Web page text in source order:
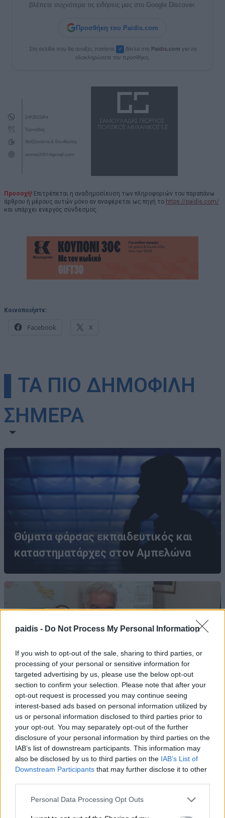
paidis - Do Not Process My Personal Information
If you wish to opt-out of the sale, sharing to third parties, or
processing of your personal or sensitive information for
targeted advertising by us, please use the below opt-out
section to confirm your selection. Please note that after your
opt-out request is processed you may continue seeing
interest-based ads based on personal information utilized by
us or personal information disclosed to third parties prior to
your opt-out. You may separately opt-out of the further
disclosure of your personal information by third parties on the
IAB’s list of downstream participants. This information may
also be disclosed by us to third parties on the IAB’s List of
Downstream Participants that may further disclose it to other
Personal Data Processing Opt Outs
βλέπετε συχνότερα τις ειδήσεις μας στο Google Discover.
Προσθήκη του Paidis.com
Στη σελίδα που θα ανοίξει, πατήστε ✓ δίπλα στο Paidis.com για να
ολοκληρώσετε την προσθήκη.
Προσοχή! Επιτρέπεται η αναδημοσίευση των πληροφοριών του παραπάνω
άρθρου ή μέρους αυτών μόνο αν αναφέρεται ως πηγή το https://paidis.com/
και υπάρχει ενεργός σύνδεσμος.
Κοινοποιήστε:
Facebook X
▌ΤΑ ΠΙΟ ΔΗΜΟΦΙΛΗ
ΣΗΜΕΡΑ
Θύματα φάρσας εκπαιδευτικός και
καταστηματάρχες στον Αμπελώνα
Προσλήψεις επικουρικού νοσηλευτικού
προσωπικού στα Κ.Υ. Αγιάς και Γόννων
Τουρκία, Σαουδική Αραβία, και Πακιστάν
προχωρούν σε κοινή αμυντική συμφωνία